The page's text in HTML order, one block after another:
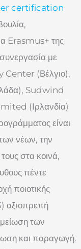
certification
Erasmus+ της
με
Center (Βέλγιο),
Sudwind
(Ιρλανδία)
είναι
νέων, την
στα κοινά,
πέντε
ποιοτικής
αξιοπρεπή
των
και παραγωγή.